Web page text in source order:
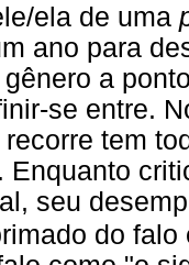
ela de uma
ano para
a
se entre.
tem
Enquanto
seu
do